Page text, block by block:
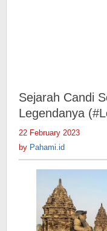
Sejarah Candi
Legendanya
22 February 2023
by Pahami.id